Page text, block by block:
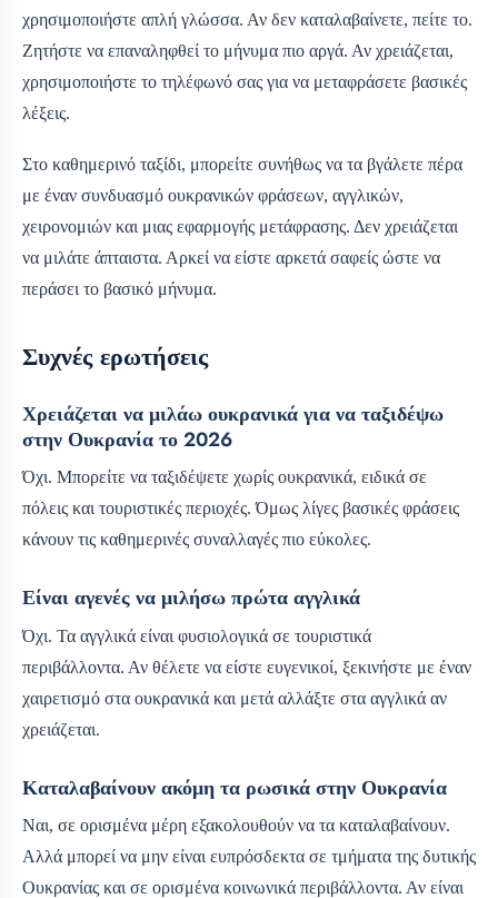
χρησιμοποιήστε απλή γλώσσα. Αν δεν καταλαβαίνετε, πείτε το.
Ζητήστε να επαναληφθεί το μήνυμα πιο αργά. Αν χρειάζεται,
χρησιμοποιήστε το τηλέφωνό σας για να μεταφράσετε βασικές
λέξεις.
Στο καθημερινό ταξίδι, μπορείτε συνήθως να τα βγάλετε πέρα
με έναν συνδυασμό ουκρανικών φράσεων, αγγλικών,
χειρονομιών και μιας εφαρμογής μετάφρασης. Δεν χρειάζεται
να μιλάτε άπταιστα. Αρκεί να είστε αρκετά σαφείς ώστε να
περάσει το βασικό μήνυμα.
Συχνές ερωτήσεις
Χρειάζεται να μιλάω ουκρανικά για να ταξιδέψω
στην Ουκρανία το 2026
Όχι. Μπορείτε να ταξιδέψετε χωρίς ουκρανικά, ειδικά σε
πόλεις και τουριστικές περιοχές. Όμως λίγες βασικές φράσεις
κάνουν τις καθημερινές συναλλαγές πιο εύκολες.
Είναι αγενές να μιλήσω πρώτα αγγλικά
Όχι. Τα αγγλικά είναι φυσιολογικά σε τουριστικά
περιβάλλοντα. Αν θέλετε να είστε ευγενικοί, ξεκινήστε με έναν
χαιρετισμό στα ουκρανικά και μετά αλλάξτε στα αγγλικά αν
χρειάζεται.
Καταλαβαίνουν ακόμη τα ρωσικά στην Ουκρανία
Ναι, σε ορισμένα μέρη εξακολουθούν να τα καταλαβαίνουν.
Αλλά μπορεί να μην είναι ευπρόσδεκτα σε τμήματα της δυτικής
Ουκρανίας και σε ορισμένα κοινωνικά περιβάλλοντα. Αν είναι